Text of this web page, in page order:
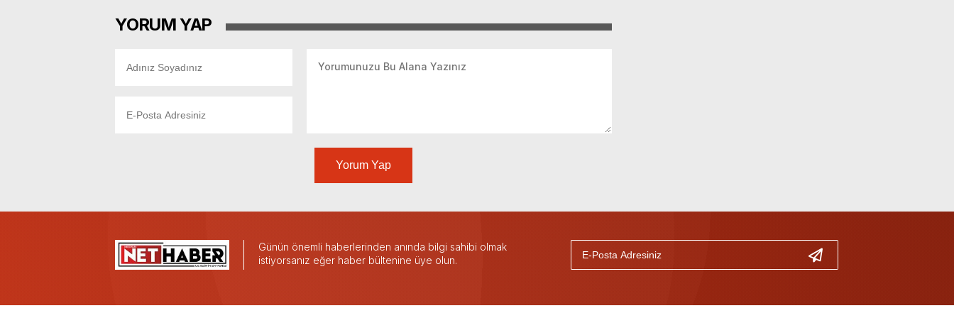
YORUM YAP
Yorum Yap
Günün önemli haberlerinden anında bilgi sahibi olmak
istiyorsanız eğer haber bültenine üye olun.